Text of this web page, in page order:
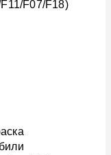
F07/F18)